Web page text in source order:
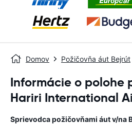
Domov Požičovňa áut Bejrút
Informácie o polohe
Hariri International
Sprievodca požičovňami áut v/na